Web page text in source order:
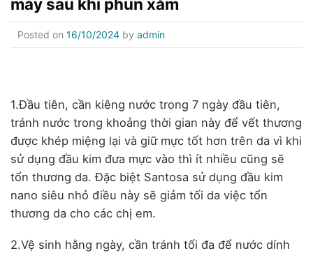
mày sau khi phun xăm
Posted on 16/10/2024 by admin
1.Đầu tiên, cần kiêng nước trong 7 ngày đầu tiên,
tránh nước trong khoảng thời gian này để vết thương
được khép miệng lại và giữ mực tốt hơn trên da vì khi
sử dụng đầu kim đưa mực vào thì ít nhiều cũng sẽ
tổn thương da. Đặc biệt Santosa sử dụng đầu kim
nano siêu nhỏ điều này sẽ giảm tối da việc tổn
thương da cho các chị em.
2.Vệ sinh hằng ngày, cần tránh tối đa để nước dính